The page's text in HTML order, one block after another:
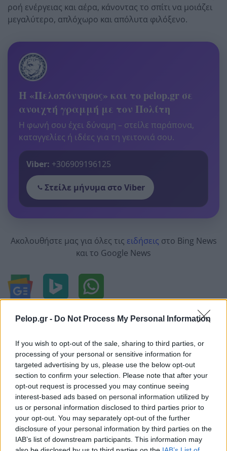
Pelop.gr - Do Not Process My Personal Information
If you wish to opt-out of the sale, sharing to third parties, or
processing of your personal or sensitive information for
targeted advertising by us, please use the below opt-out
section to confirm your selection. Please note that after your
opt-out request is processed you may continue seeing
interest-based ads based on personal information utilized by
us or personal information disclosed to third parties prior to
your opt-out. You may separately opt-out of the further
disclosure of your personal information by third parties on the
IAB’s list of downstream participants. This information may
ροή ενέργειας και αέρα, κάνοντας το σπίτι να μοιάζει
μεγαλύτερο, απλόχωρο και απόλυτα φιλόξενο.
Η «Πελοπόννησος» και το pelop.gr σε
ανοιχτή γραμμή με τον Πολίτη
Η φωνή σου έχει δύναμη – στείλε παράπονα,
καταγγελίες ή ιδέες για τη γειτονιά σου.
Viber: +306909196125
Στείλε μήνυμα στο Viber
Ακολουθήστε μας για όλες τις ειδήσεις στο Bing News
και το Google News
Από το Δίκτυο